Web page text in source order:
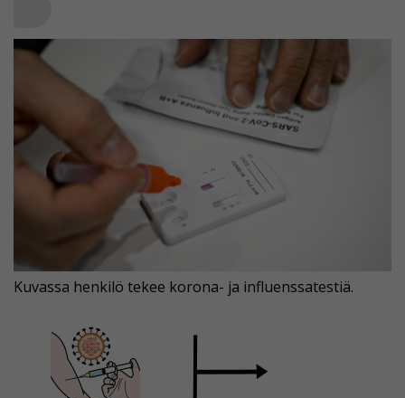
Kuvassa henkilö tekee korona- ja influenssatestiä.